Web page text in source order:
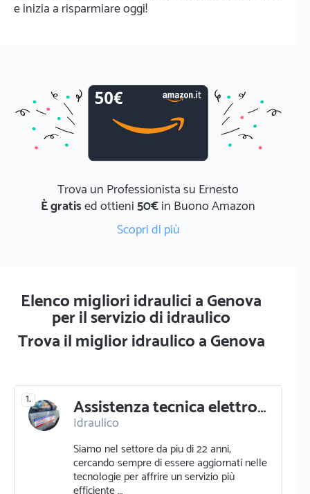
e inizia a risparmiare oggi!
Trova un Professionista su Ernesto
È gratised ottieni50€in Buono Amazon
Scopri di più
Elenco migliori idraulici a Genova
per il servizio di idraulico
Trova il miglior idraulico a Genova
1. Assistenza tecnica elettrodomestici
Idraulico
Siamo nel settore da piu di 22 anni,
cercando sempre di essere aggiornati nelle
tecnologie per affrire un servizio più